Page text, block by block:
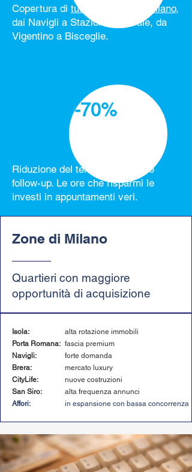
Copertura di tutti i quartieri di Milano,
dai Navigli a Stazione Centrale, da
Vigentino a Bisceglie.
-70%
Riduzione del tempo di analisi e
follow-up. Le ore che risparmi le
investi in appuntamenti veri.
Zone di Milano
Quartieri con maggiore
opportunità di acquisizione
Isola:
Porta Romana:
Navigli:
Brera:
CityLife:
San Siro:
Affori:
alta rotazione immobili
fascia premium
forte domanda
mercato luxury
nuove costruzioni
alta frequenza annunci
in espansione con bassa concorrenza